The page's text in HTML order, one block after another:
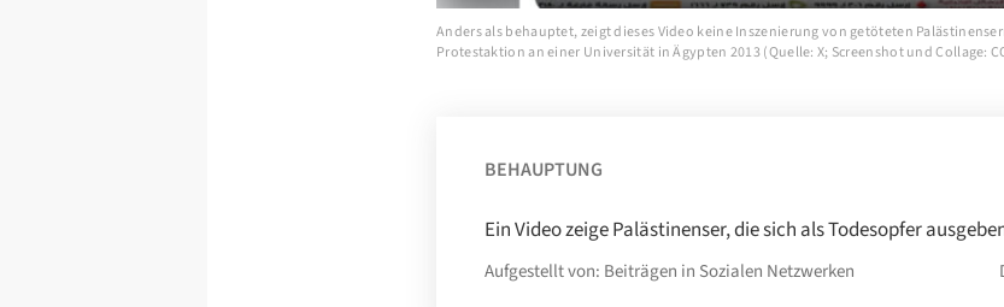
Anders als behauptet, zeigt dieses Video keine Inszenierung von getöteten
Protestaktion an einer Universität in Ägypten 2013 (Quelle: X; Screenshot und Collage:
BEHAUPTUNG
Ein Video zeige Palästinenser, die sich als Todesopfer
Aufgestellt von: Beiträgen in Sozialen Netzwerken